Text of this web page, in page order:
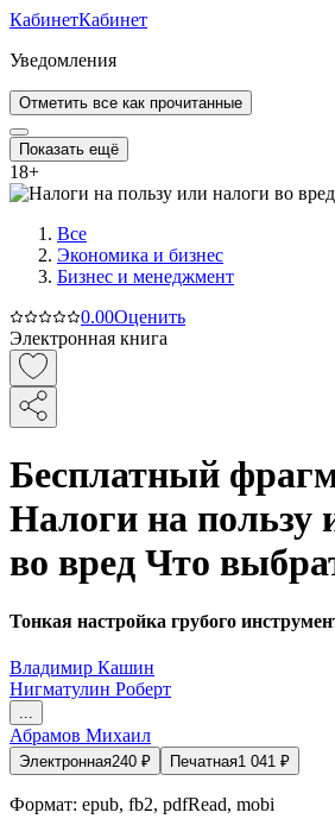
КабинетКабинет
Уведомления
Отметить все как прочитанные
Показать ещё
18+
Все
Экономика и бизнес
Бизнес и менеджмент
0.00Оценить
Электронная книга
Бесплатный
Налоги на пользу
во вред Что
Тонкая настройка грубого
Владимир Кашин
Нигматулин Роберт
...
Абрамов Михаил
Электронная240 ₽ Печатная1 041 ₽
Формат: epub, fb2, pdfRead, mobi